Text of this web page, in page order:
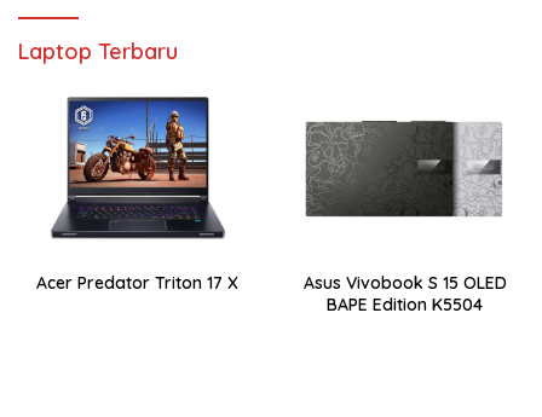
Laptop Terbaru
Acer Predator Triton 17 X
Asus Vivobook S 15 OLED
BAPE Edition K5504